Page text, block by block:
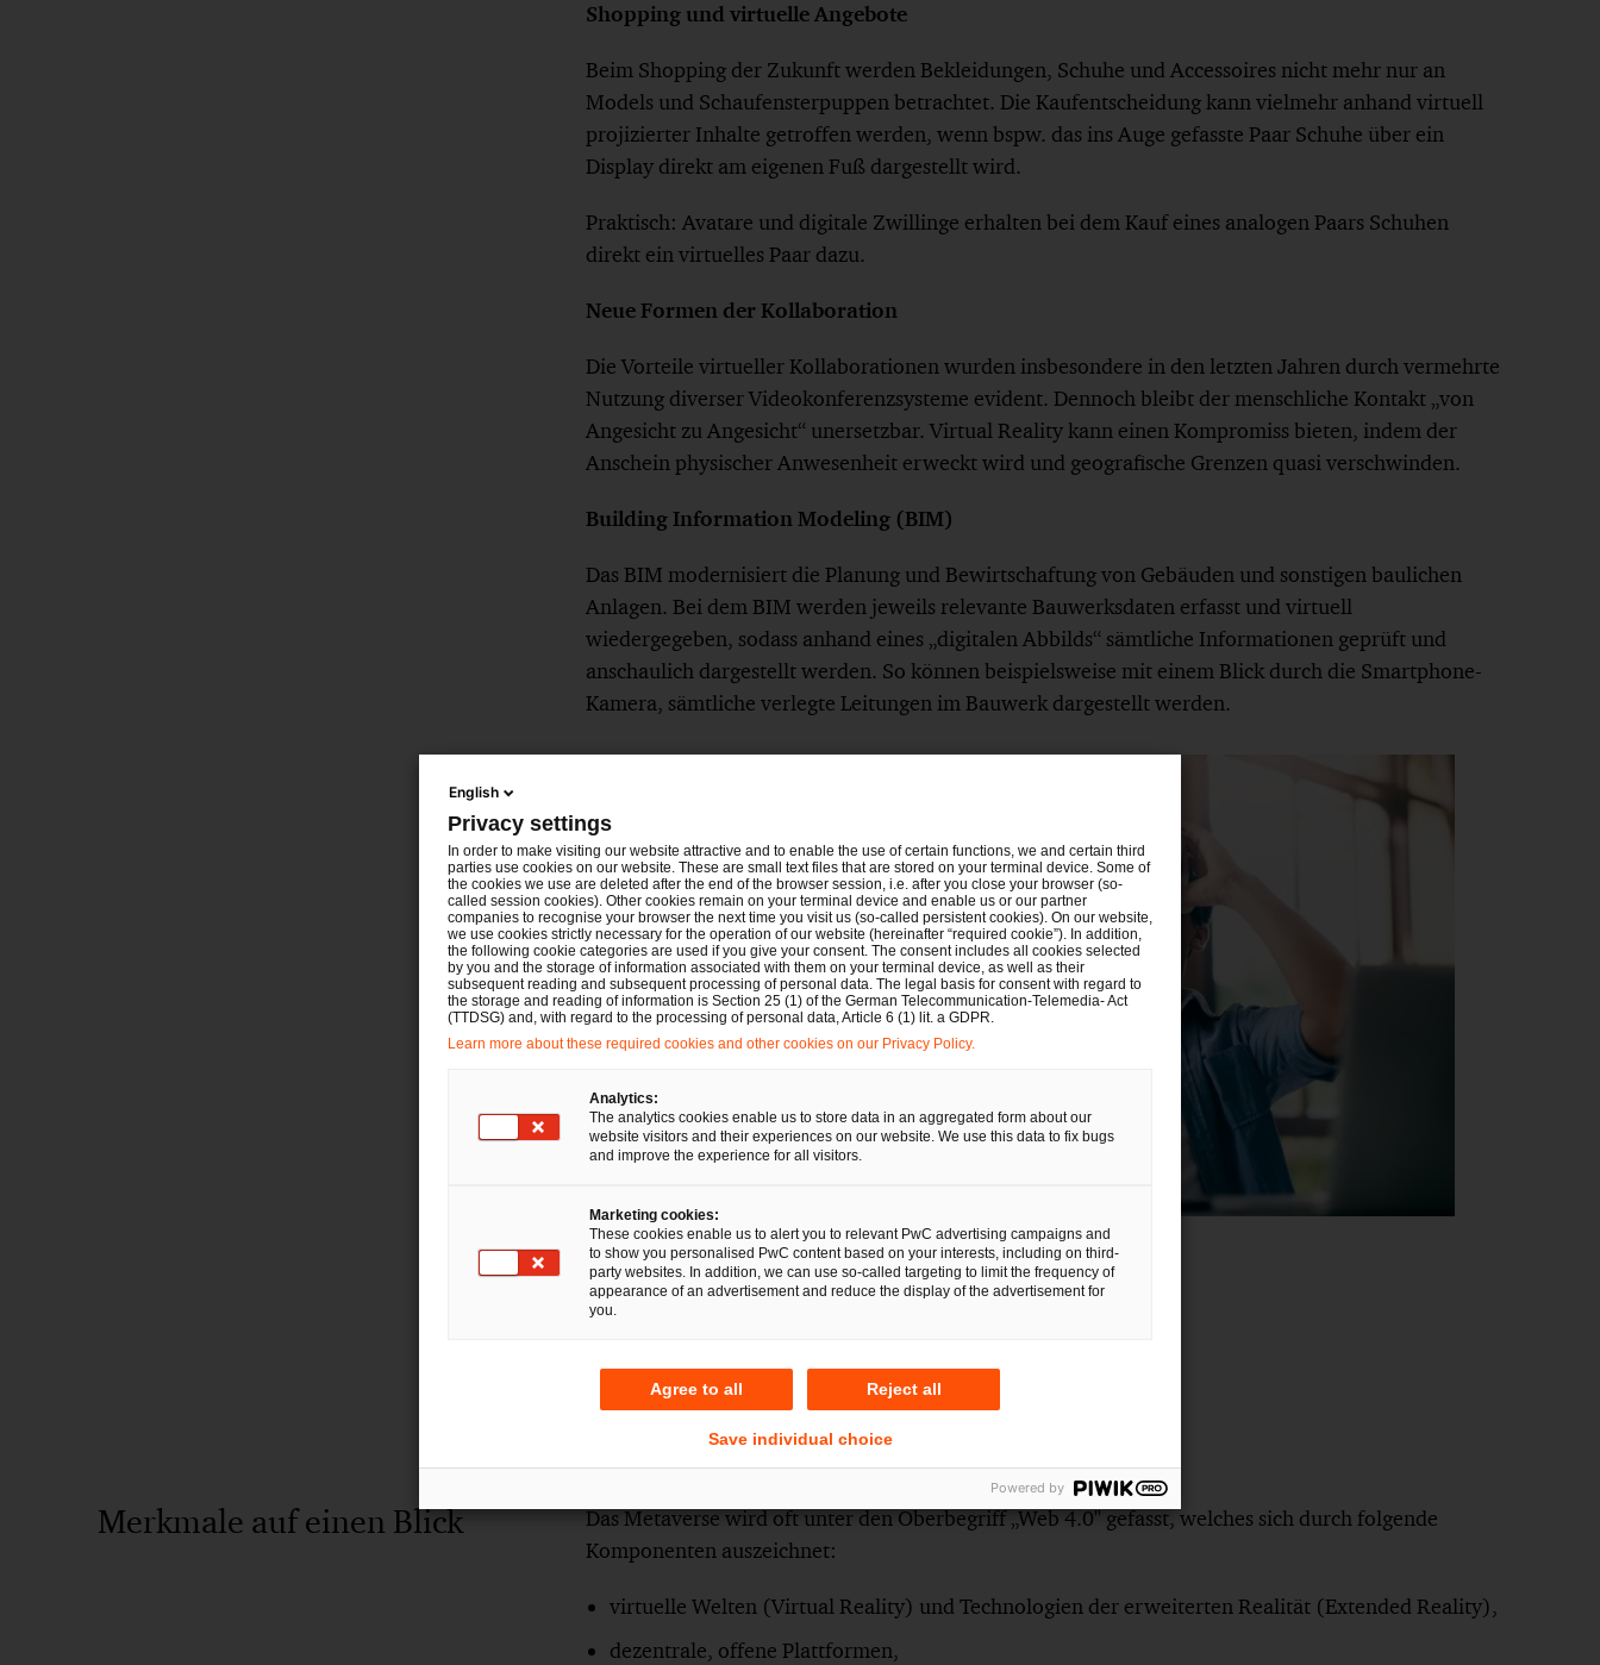
Shopping und virtuelle Angebote
Beim Shopping der Zukunft werden Bekleidungen, Schuhe und Accessoires nicht mehr nur an
Models und Schaufensterpuppen betrachtet. Die Kaufentscheidung kann vielmehr anhand virtuell
projizierter Inhalte getroffen werden, wenn bspw. das ins Auge gefasste Paar Schuhe über ein
Display direkt am eigenen Fuß dargestellt wird.
Praktisch: Avatare und digitale Zwillinge erhalten bei dem Kauf eines analogen Paars Schuhen
direkt ein virtuelles Paar dazu.
Neue Formen der Kollaboration
Die Vorteile virtueller Kollaborationen wurden insbesondere in den letzten Jahren durch vermehrte
Nutzung diverser Videokonferenzsysteme evident. Dennoch bleibt der menschliche Kontakt „von
Angesicht zu Angesicht“ unersetzbar. Virtual Reality kann einen Kompromiss bieten, indem der
Anschein physischer Anwesenheit erweckt wird und geografische Grenzen quasi verschwinden.
Building Information Modeling (BIM)
Das BIM modernisiert die Planung und Bewirtschaftung von Gebäuden und sonstigen baulichen
Anlagen. Bei dem BIM werden jeweils relevante Bauwerksdaten erfasst und virtuell
wiedergegeben, sodass anhand eines „digitalen Abbilds“ sämtliche Informationen geprüft und
anschaulich dargestellt werden. So können beispielsweise mit einem Blick durch die Smartphone-
Kamera, sämtliche verlegte Leitungen im Bauwerk dargestellt werden.
Merkmale auf einen Blick
Das Metaverse wird oft unter den Oberbegriff „Web 4.0" gefasst, welches sich durch folgende
Komponenten auszeichnet:
virtuelle Welten (Virtual Reality) und Technologien der erweiterten Realität (Extended Reality),
dezentrale, offene Plattformen,
English
Privacy settings
In order to make visiting our website attractive and to enable the use of certain functions, we and certain third
parties use cookies on our website. These are small text files that are stored on your terminal device. Some of
the cookies we use are deleted after the end of the browser session, i.e. after you close your browser (so-
called session cookies). Other cookies remain on your terminal device and enable us or our partner
companies to recognise your browser the next time you visit us (so-called persistent cookies). On our website,
we use cookies strictly necessary for the operation of our website (hereinafter “required cookie”). In addition,
the following cookie categories are used if you give your consent. The consent includes all cookies selected
by you and the storage of information associated with them on your terminal device, as well as their
subsequent reading and subsequent processing of personal data. The legal basis for consent with regard to
the storage and reading of information is Section 25 (1) of the German Telecommunication-Telemedia- Act
(TTDSG) and, with regard to the processing of personal data, Article 6 (1) lit. a GDPR.
Learn more about these required cookies and other cookies on our Privacy Policy.
Analytics:
The analytics cookies enable us to store data in an aggregated form about our
website visitors and their experiences on our website. We use this data to fix bugs
and improve the experience for all visitors.
Marketing cookies:
These cookies enable us to alert you to relevant PwC advertising campaigns and
to show you personalised PwC content based on your interests, including on third-
party websites. In addition, we can use so-called targeting to limit the frequency of
appearance of an advertisement and reduce the display of the advertisement for
you.
Agree to all Reject all
Save individual choice
Powered by